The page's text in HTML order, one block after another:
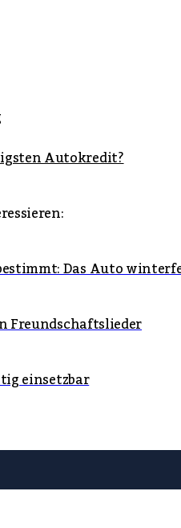
Autokredit?
Das Auto
Freundschaftslieder
einsetzbar